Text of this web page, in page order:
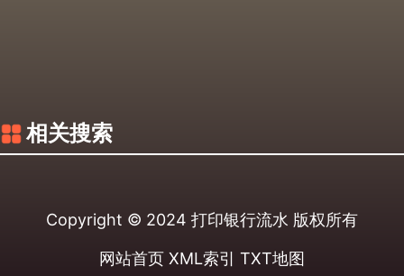
相关搜索
Copyright © 2024 打印银行流水 版权所有
网站首页 XML索引 TXT地图